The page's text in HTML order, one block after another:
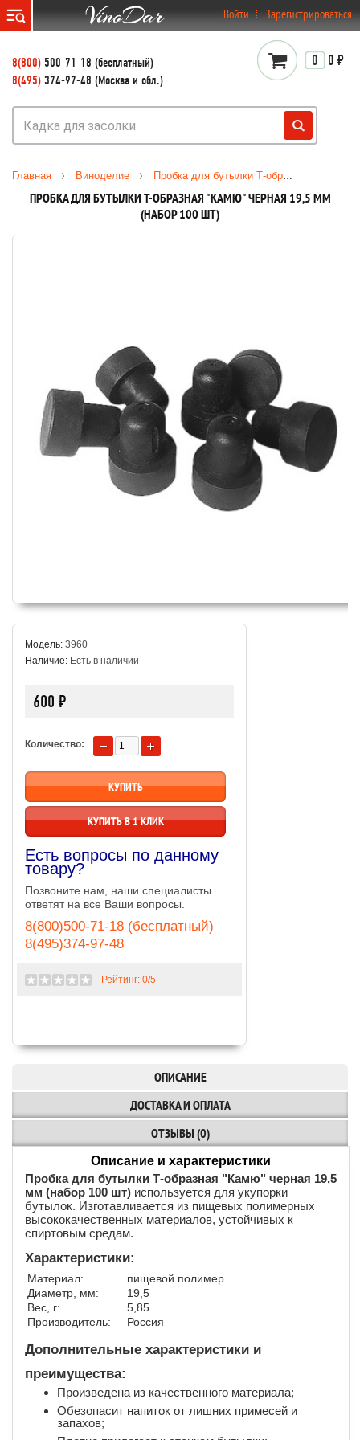
Войти Зарегистрироваться
8(800) 500-71-18 (бесплатный)
8(495) 374-97-48 (Москва и обл.)
0 0 ₽
Главная Виноделие Пробка для бутылки Т-образная "Камю" черная 19,5 мм (набор 100 шт)
ПРОБКА ДЛЯ БУТЫЛКИ Т-ОБРАЗНАЯ "КАМЮ" ЧЕРНАЯ 19,5 ММ
(НАБОР 100 ШТ)
Модель: 3960
Наличие: Есть в наличии
600 ₽
Количество:
КУПИТЬ В 1 КЛИК
Есть вопросы по данному
товару?
Позвоните нам, наши специалисты
ответят на все Ваши вопросы.
8(800)500-71-18 (бесплатный)
8(495)374-97-48
Рейтинг: 0/5
ОПИСАНИЕ
ДОСТАВКА И ОПЛАТА
ОТЗЫВЫ (0)
Описание и характеристики
Пробка для бутылки Т-образная "Камю" черная 19,5
мм (набор 100 шт) используется для укупорки
бутылок. Изготавливается из пищевых полимерных
высококачественных материалов, устойчивых к
спиртовым средам.
Характеристики:
Материал:
пищевой полимер
Диаметр, мм:
19,5
Вес, г:
5,85
Производитель:
Россия
Дополнительные характеристики и
преимущества:
Произведена из качественного материала;
Обезопасит напиток от лишних примесей и
запахов;